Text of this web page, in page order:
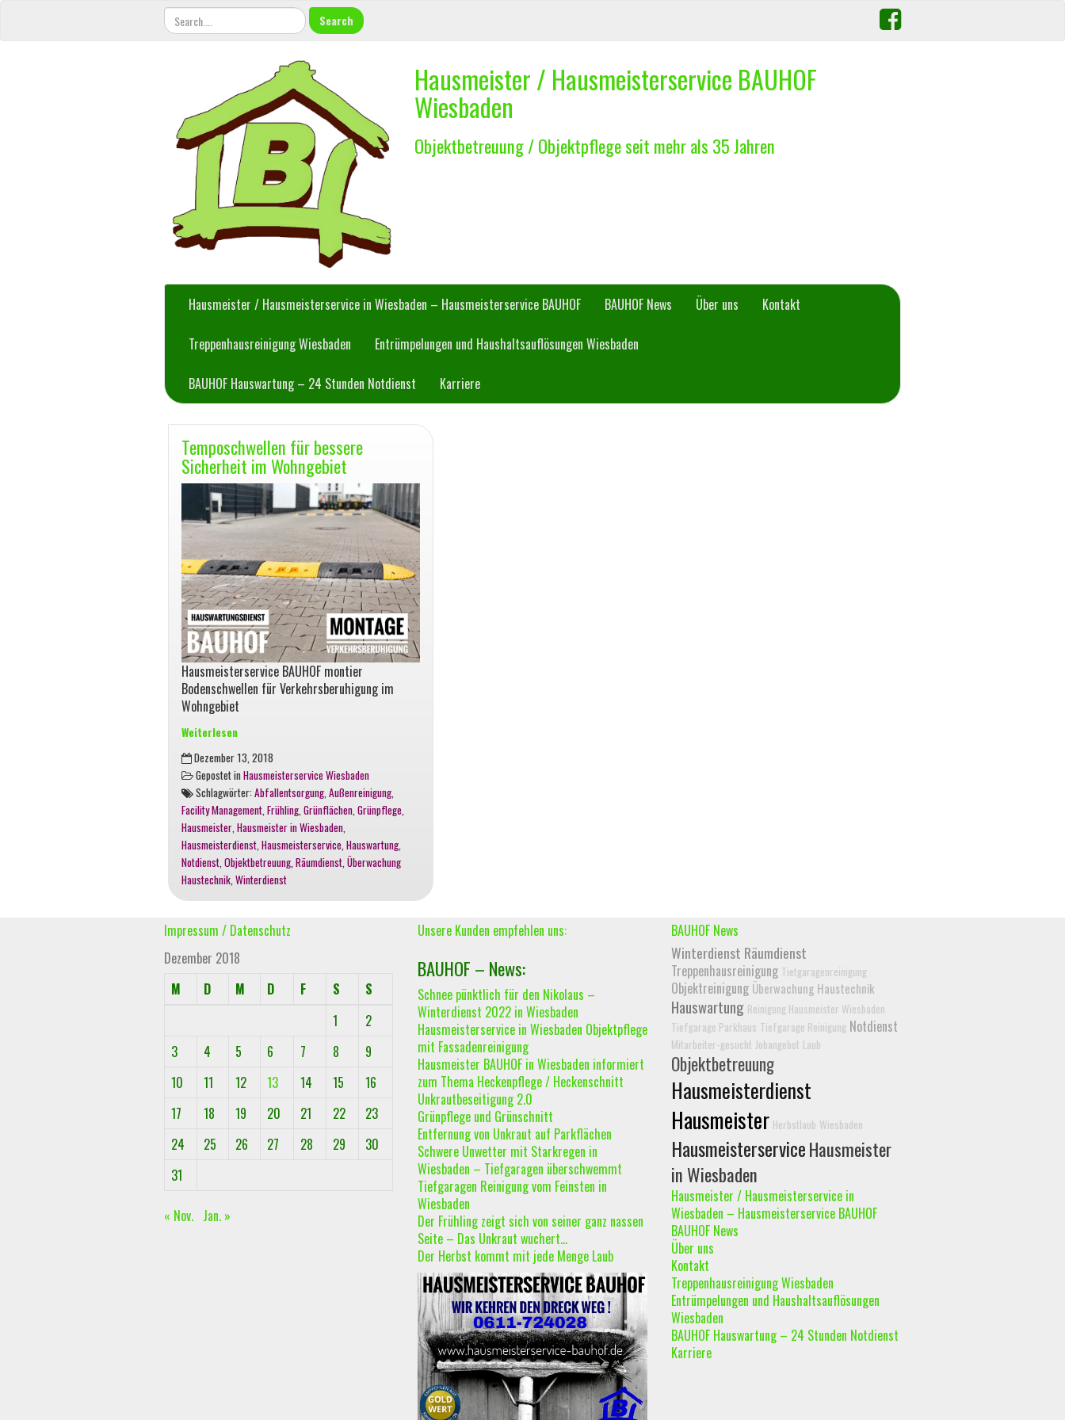
Search
Hausmeister / Hausmeisterservice BAUHOF
Wiesbaden
Objektbetreuung / Objektpflege seit mehr als 35 Jahren
Hausmeister / Hausmeisterservice in Wiesbaden – Hausmeisterservice BAUHOF BAUHOF News Über uns Kontakt
Treppenhausreinigung Wiesbaden Entrümpelungen und Haushaltsauflösungen Wiesbaden
BAUHOF Hauswartung – 24 Stunden Notdienst Karriere
Temposchwellen für bessere
Sicherheit im Wohngebiet
Hausmeisterservice BAUHOF montier
Bodenschwellen für Verkehrsberuhigung im
Wohngebiet
Weiterlesen
Temposchwellen
für
bessere
Sicherheit
im
Wohngebiet
Dezember 13, 2018
Gepostet inHausmeisterservice Wiesbaden
Schlagwörter:Abfallentsorgung,Außenreinigung,
Facility Management,Frühling,Grünflächen,Grünpflege,
Hausmeister,Hausmeister in Wiesbaden,
Hausmeisterdienst,Hausmeisterservice,Hauswartung,
Notdienst,Objektbetreuung,Räumdienst,Überwachung
Haustechnik,Winterdienst
Impressum / Datenschutz
Dezember 2018
M
D M D F S
S
1
2
3
4 5 6 7 8
9
10
11 12 13 14 15
16
17
18 19 20 21 22
23
24
25 26 27 28 29
30
31
« Nov. Jan. »
Unsere Kunden empfehlen uns:
BAUHOF – News:
Schnee pünktlich für den Nikolaus –
Winterdienst 2022 in Wiesbaden
Hausmeisterservice in Wiesbaden Objektpflege
mit Fassadenreinigung
Hausmeister BAUHOF in Wiesbaden informiert
zum Thema Heckenpflege / Heckenschnitt
Unkrautbeseitigung 2.0
Grünpflege und Grünschnitt
Entfernung von Unkraut auf Parkflächen
Schwere Unwetter mit Starkregen in
Wiesbaden – Tiefgaragen überschwemmt
Tiefgaragen Reinigung vom Feinsten in
Wiesbaden
Der Frühling zeigt sich von seiner ganz nassen
Seite – Das Unkraut wuchert…
Der Herbst kommt mit jede Menge Laub
BAUHOF News
Winterdienst Räumdienst
Treppenhausreinigung Tietgaragenreinigung
Objektreinigung Überwachung Haustechnik
Hauswartung Reinigung Hausmeister Wiesbaden
Tiefgarage Parkhaus Tiefgarage Reinigung Notdienst
Mitarbeiter-gesucht Jobangebot Laub
Objektbetreuung
Hausmeisterdienst
Hausmeister Herbstlaub Wiesbaden
HausmeisterserviceHausmeister
in Wiesbaden
Hausmeister / Hausmeisterservice in
Wiesbaden – Hausmeisterservice BAUHOF
BAUHOF News
Über uns
Kontakt
Treppenhausreinigung Wiesbaden
Entrümpelungen und Haushaltsauflösungen
Wiesbaden
BAUHOF Hauswartung – 24 Stunden Notdienst
Karriere